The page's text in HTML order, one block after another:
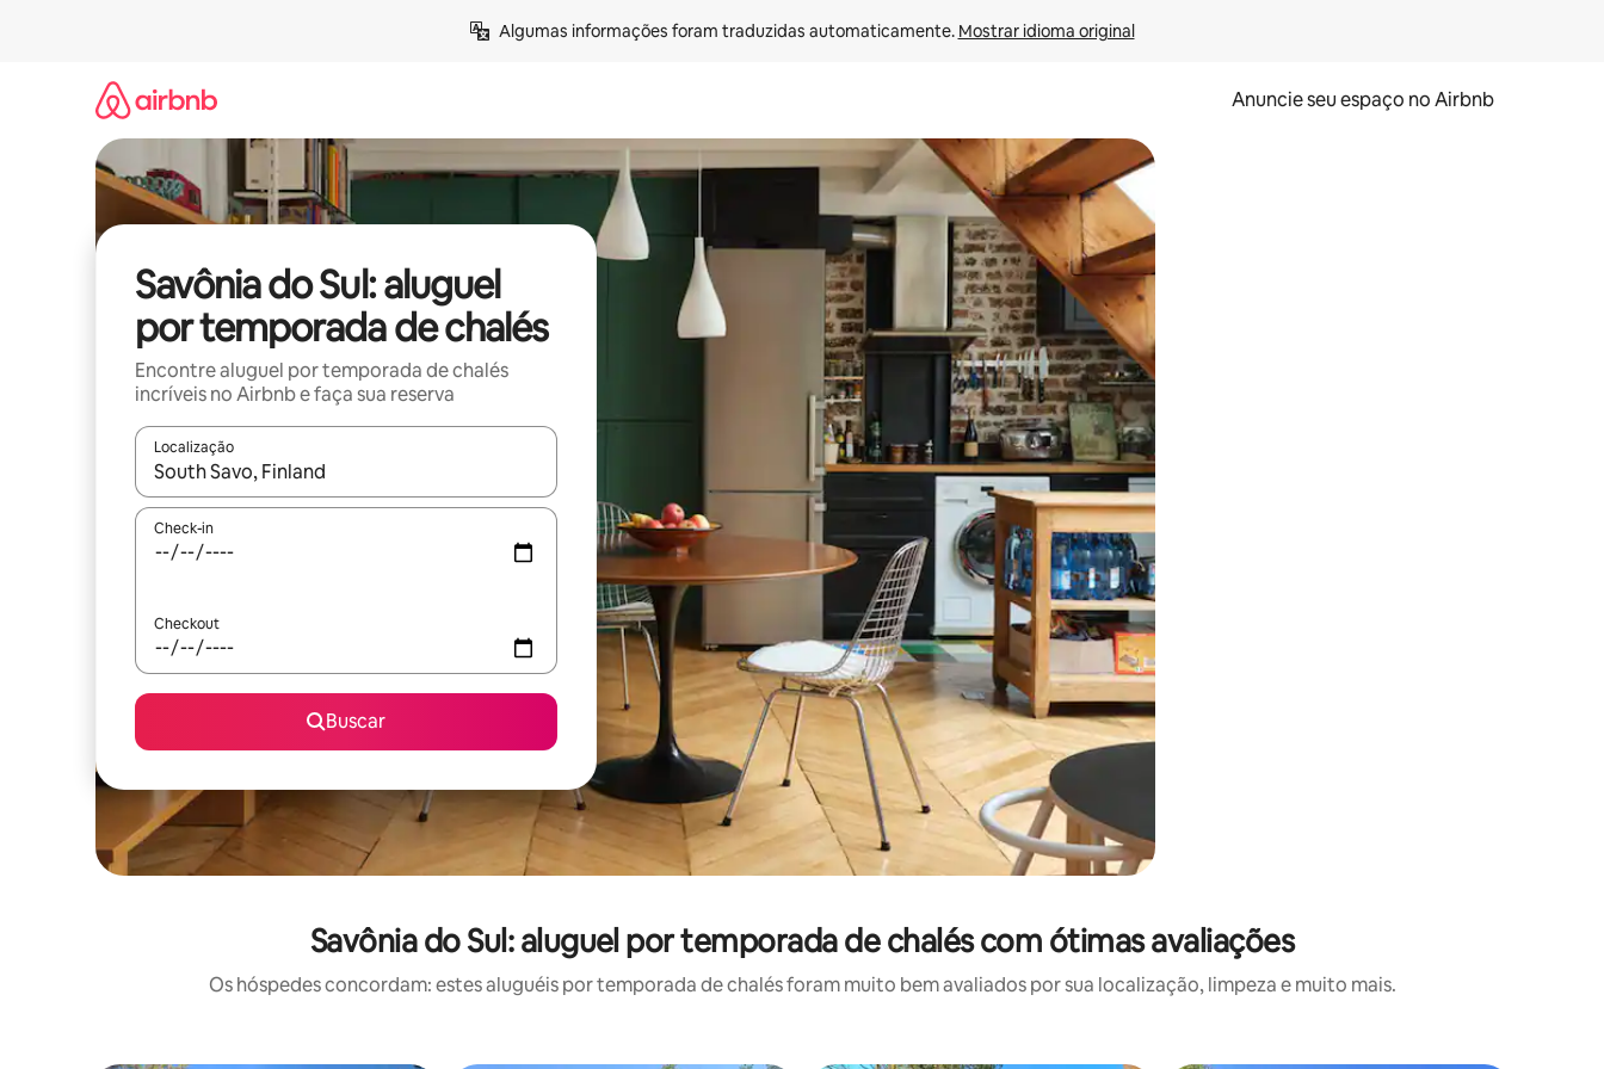
Algumas informações foram traduzidas automaticamente. Mostrar idioma original
Anuncie seu espaço no Airbnb
Savônia do Sul: aluguel
por temporada de chalés
Encontre aluguel por temporada de chalés
incríveis no Airbnb e faça sua reserva
Localização
Quando os resultados estiverem disponíveis, explore-os usando as seta para cima e para baixo do teclado ou tocando e deslizando o dedo na tela.
Check-in
Checkout
Buscar
Savônia do Sul: aluguel por temporada de chalés com ótimas avaliações
Os hóspedes concordam: estes aluguéis por temporada de chalés foram muito bem avaliados por sua localização, limpeza e muito mais.